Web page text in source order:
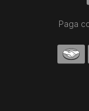
Paga